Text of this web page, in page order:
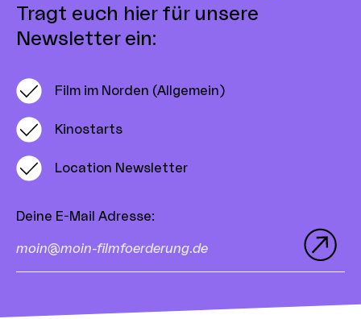
Tragt euch hier für unsere
Newsletter ein:
Film im Norden (Allgemein)
Kinostarts
Location Newsletter
Deine E-Mail Adresse: